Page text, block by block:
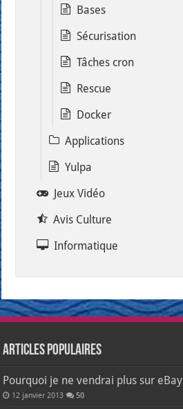
Bases
Sécurisation
Tâches cron
Rescue
Docker
Applications
Yulpa
Jeux Vidéo
Avis Culture
Informatique
Articles populaires
Pourquoi je ne vendrai plus sur eBay
12 janvier 2013 50